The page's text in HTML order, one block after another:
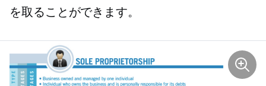
を取ることができます。